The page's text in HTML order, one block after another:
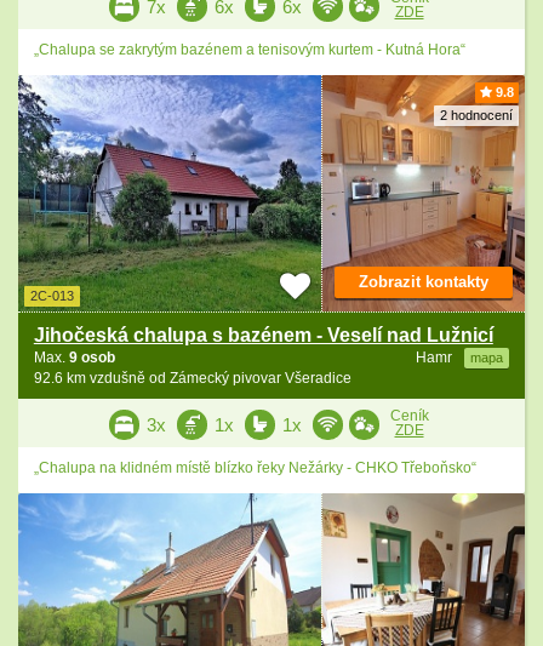
7x 6x 6x
ZDE
„Chalupa se zakrytým bazénem a tenisovým kurtem - Kutná Hora“
9.8
2 hodnocení
2C-013
Jihočeská chalupa s bazénem - Veselí nad Lužnicí
Hamr mapa
Max. 9 osob
92.6 km vzdušně od Zámecký pivovar Všeradice
Zobrazit kontakty
3x 1x 1x
Ceník
ZDE
„Chalupa na klidném místě blízko řeky Nežárky - CHKO Třeboňsko“